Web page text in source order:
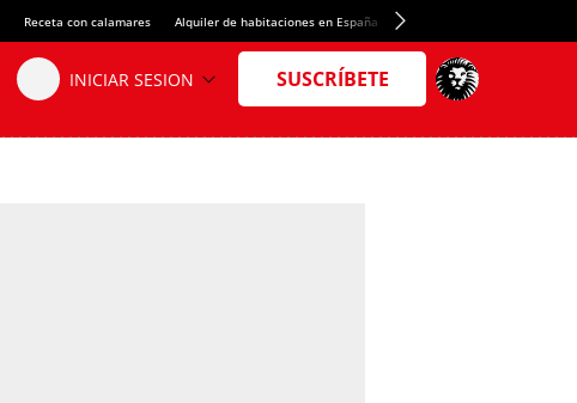
Receta con calamares Alquiler de habitaciones en España Crédito del Spotify Camp Nou